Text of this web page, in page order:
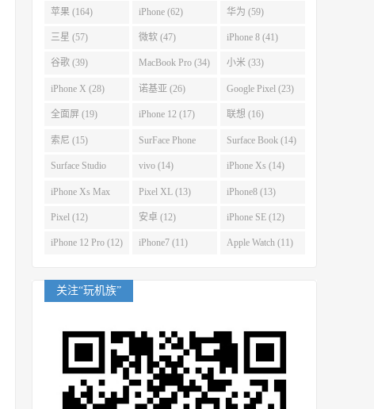
苹果 (164) iPhone (62) 华为 (59)
三星 (57) 微软 (47) iPhone 8 (41)
谷歌 (39) MacBook Pro (34) 小米 (33)
iPhone X (28) 诺基亚 (26) Google Pixel (23)
全面屏 (19) iPhone 12 (17) 联想 (16)
索尼 (15) SurFace Phone
(14)
Surface Book (14)
Surface Studio
(14)
vivo (14) iPhone Xs (14)
iPhone Xs Max
(14)
Pixel XL (13) iPhone8 (13)
Pixel (12) 安卓 (12) iPhone SE (12)
iPhone 12 Pro (12) iPhone7 (11) Apple Watch (11)
关注“玩机族”